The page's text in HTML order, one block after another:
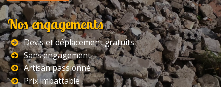
Nos engagements
Devis et déplacement gratuits
Sans engagement
Artisan passionné
Prix imbattable